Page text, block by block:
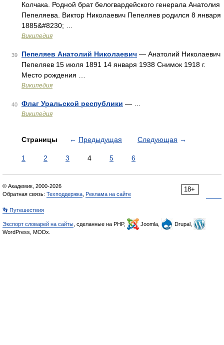
Колчака. Родной брат белогвардейского генерала Анатолия
Пепеляева. Виктор Николаевич Пепеляев родился 8 января
1885&#8230; …
Википедия
39 Пепеляев Анатолий Николаевич — Анатолий Николаевич
Пепеляев 15 июля 1891 14 января 1938 Снимок 1918 г.
Место рождения …
Википедия
40 Флаг Уральской республики — …
Википедия
Страницы ← Предыдущая Следующая →
1 2 3 4 5 6
18+
© Академик, 2000-2026
Обратная связь: Техподдержка Реклама на сайте
👣 Путешествия
Экспорт словарей на сайты , сделанные на PHP, Joomla,
Drupal,
WordPress, MODx.